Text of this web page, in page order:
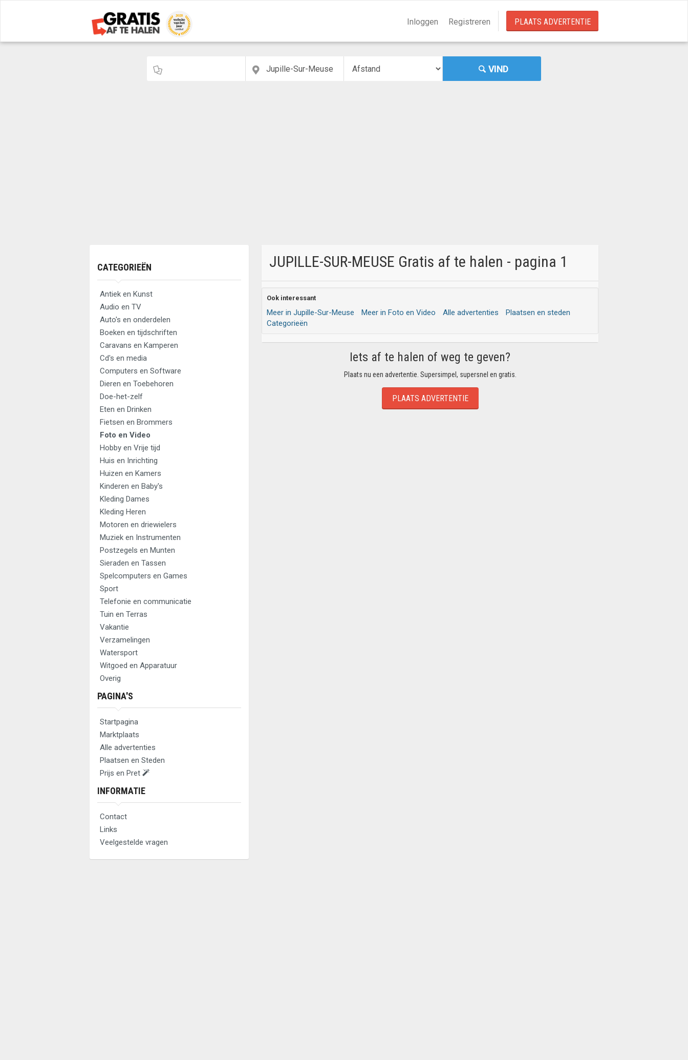
Inloggen Registreren PLAATS ADVERTENTIE
VIND
CATEGORIEËN
Antiek en Kunst
Audio en TV
Auto's en onderdelen
Boeken en tijdschriften
Caravans en Kamperen
Cd's en media
Computers en Software
Dieren en Toebehoren
Doe-het-zelf
Eten en Drinken
Fietsen en Brommers
Foto en Video
Hobby en Vrije tijd
Huis en Inrichting
Huizen en Kamers
Kinderen en Baby's
Kleding Dames
Kleding Heren
Motoren en driewielers
Muziek en Instrumenten
Postzegels en Munten
Sieraden en Tassen
Spelcomputers en Games
Sport
Telefonie en communicatie
Tuin en Terras
Vakantie
Verzamelingen
Watersport
Witgoed en Apparatuur
Overig
PAGINA'S
Startpagina
Marktplaats
Alle advertenties
Plaatsen en Steden
Prijs en Pret
INFORMATIE
Contact
Links
Veelgestelde vragen
JUPILLE-SUR-MEUSE Gratis af te halen - pagina 1
Ook interessant
Meer in Jupille-Sur-Meuse Meer in Foto en Video Alle advertenties
Plaatsen en steden
Categorieën
Iets af te halen of weg te geven?
Plaats nu een advertentie. Supersimpel, supersnel en gratis.
PLAATS ADVERTENTIE